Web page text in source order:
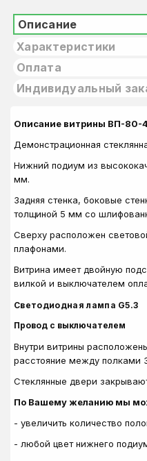
Описание
Характеристики
Оплата
Индивидуальный
Описание витрины ВП-80-
Демонстрационная
Нижний подиум из
мм.
Задняя стенка, боковые
толщиной 5 мм со
Сверху расположен
плафонами.
Витрина имеет двойную
вилкой и выключателем
Светодиодная лампа G5.3
Провод с выключателем
Внутри витрины
расстояние между полками
Стеклянные двери
По Вашему желанию мы
- увеличить количество
- любой цвет нижнего